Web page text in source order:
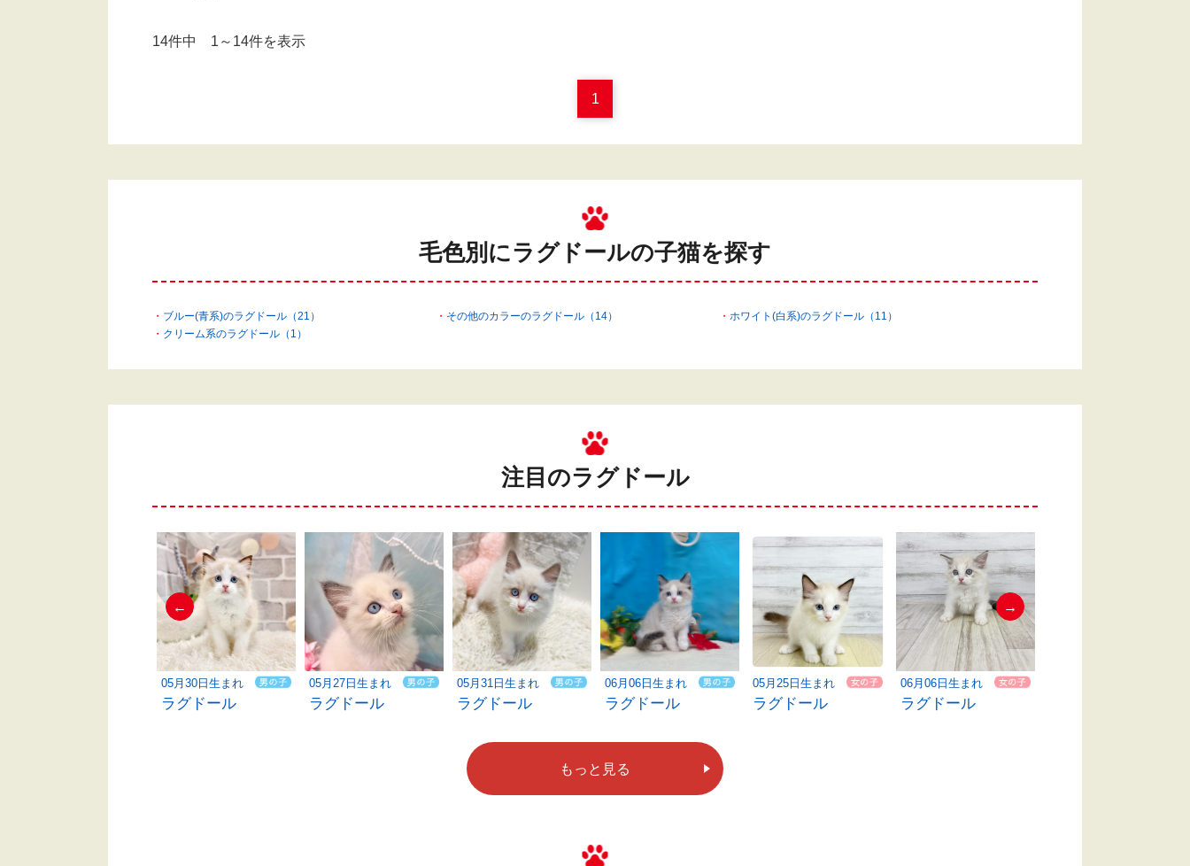
14件中 1～14件を表示
1
毛色別にラグドールの子猫を探す
ブルー(青系)のラグドール（21） その他のカラーのラグドール（14）
ホワイト(白系)のラグドール（11）
クリーム系のラグドール（1）
注目のラグドール
←
05月30日生まれ
ラグドール
05月27日生まれ
ラグドール
05月31日生まれ
ラグドール
06月06日生まれ
ラグドール
05月25日生まれ
ラグドール
06月06日生まれ
ラグドール
→
もっと見る